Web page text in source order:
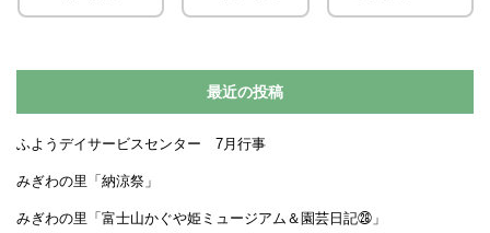
最近の投稿
ふようデイサービスセンター 7月行事
みぎわの里「納涼祭」
みぎわの里「富士山かぐや姫ミュージアム＆園芸日記㉘」